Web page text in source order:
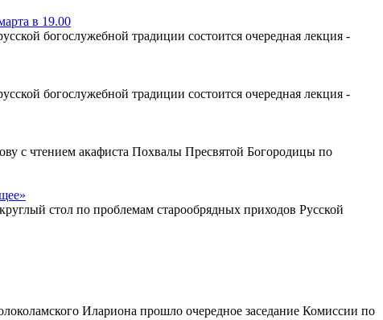
в 19.00
богослужебной традиции состоится очередная лекция -
богослужебной традиции состоится очередная лекция -
с чтением акафиста Похвалы Пресвятой Богородицы по
стол по проблемам старообрядных приходов Русской
Илариона прошло очередное заседание Комиссии по